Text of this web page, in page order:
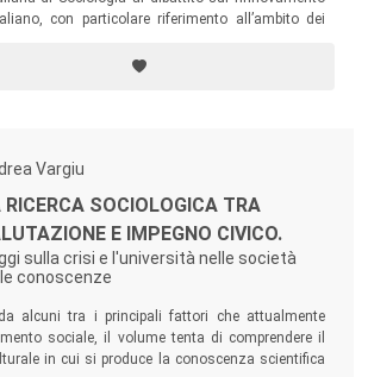
con particolare riferimento all’ambito dei
Vargiu
RICERCA SOCIOLOGICA TRA
E IMPEGNO CIVICO.
sulla crisi e l'università nelle società
conoscenze
alcuni tra i principali fattori che attualmente
sociale, il volume tenta di comprendere il
in cui si produce la conoscenza scientifica